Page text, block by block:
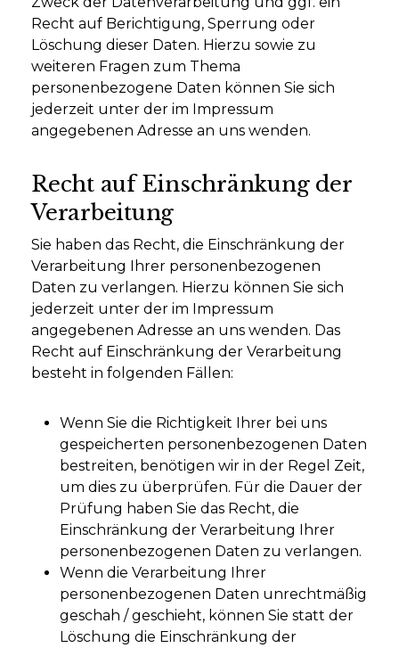
Recht auf Berichtigung, Sperrung oder
Löschung dieser Daten. Hierzu sowie zu
weiteren Fragen zum Thema
personenbezogene Daten können Sie sich
jederzeit unter der im Impressum
angegebenen Adresse an uns wenden.
Recht auf Einschränkung der
Verarbeitung
Sie haben das Recht, die Einschränkung der
Verarbeitung Ihrer personenbezogenen
Daten zu verlangen. Hierzu können Sie sich
jederzeit unter der im Impressum
angegebenen Adresse an uns wenden. Das
Recht auf Einschränkung der Verarbeitung
besteht in folgenden Fällen:
Wenn Sie die Richtigkeit Ihrer bei uns
gespeicherten personenbezogenen Daten
bestreiten, benötigen wir in der Regel Zeit,
um dies zu überprüfen. Für die Dauer der
Prüfung haben Sie das Recht, die
Einschränkung der Verarbeitung Ihrer
personenbezogenen Daten zu verlangen.
Wenn die Verarbeitung Ihrer
personenbezogenen Daten unrechtmäßig
geschah / geschieht, können Sie statt der
Löschung die Einschränkung der